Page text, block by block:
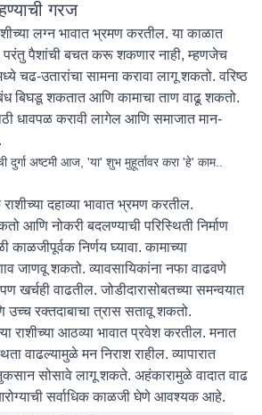
गरज
लग्न भावात भ्रमण करतील. या काळात
परंतु पैशांची बचत करू शकणार नाही, म्हणजेच
चढ-उतारांचा सामना करावा लागू शकतो. वरिष्ठ
बिघडू शकतात आणि कामाचा ताण वाढू शकतो.
धावपळ करावी लागेल आणि समाजात मान-
दुर्गा अष्टमी आज, 'या' शुभ मुहूर्तावर करा 'हे' काम..
दहाव्या भावात भ्रमण करतील.
आणि नोकरी बदलण्याची परिस्थिती निर्माण
निर्णय घ्यावा. कामाच्या
जाणवू शकतो. व्यावसायिकांना नफा वाढवणे
खर्चही वाढतील. जोडीदारासोबतच्या समन्वयात
रक्तदाबाचा त्रास सतावू शकतो.
राशीच्या आठव्या भावात प्रवेश करतील. मनात
वाढल्यामुळे मन निराश राहील. व्यापारात
सोसावे लागू शकते. अहंकारामुळे वादात वाढ
सर्वाधिक काळजी घेणे आवश्यक आहे.